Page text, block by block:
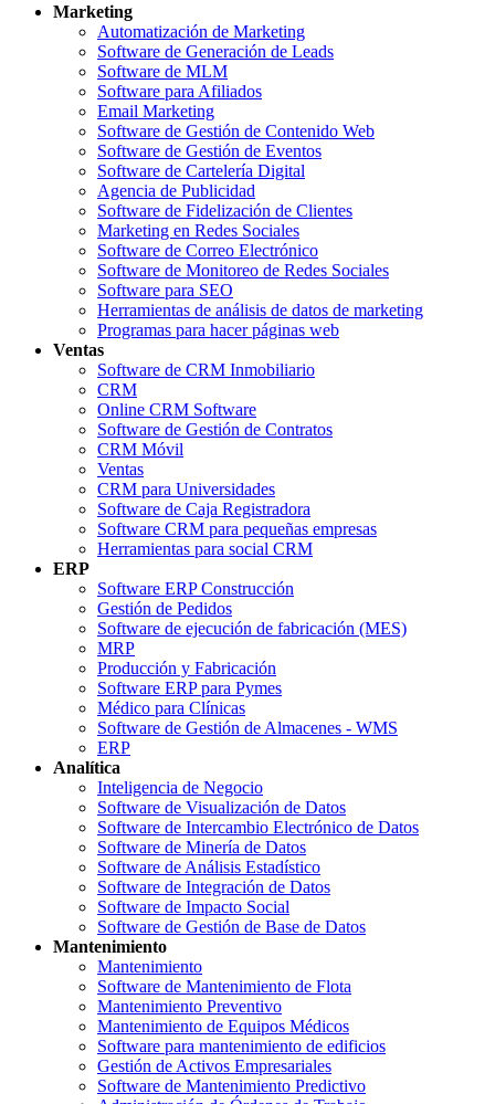
Marketing
Automatización de Marketing
Software de Generación de Leads
Software de MLM
Software para Afiliados
Email Marketing
Software de Gestión de Contenido Web
Software de Gestión de Eventos
Software de Cartelería Digital
Agencia de Publicidad
Software de Fidelización de Clientes
Marketing en Redes Sociales
Software de Correo Electrónico
Software de Monitoreo de Redes Sociales
Software para SEO
Herramientas de análisis de datos de marketing
Programas para hacer páginas web
Ventas
Software de CRM Inmobiliario
CRM
Online CRM Software
Software de Gestión de Contratos
CRM Móvil
Ventas
CRM para Universidades
Software de Caja Registradora
Software CRM para pequeñas empresas
Herramientas para social CRM
ERP
Software ERP Construcción
Gestión de Pedidos
Software de ejecución de fabricación (MES)
MRP
Producción y Fabricación
Software ERP para Pymes
Médico para Clínicas
Software de Gestión de Almacenes - WMS
ERP
Analítica
Inteligencia de Negocio
Software de Visualización de Datos
Software de Intercambio Electrónico de Datos
Software de Minería de Datos
Software de Análisis Estadístico
Software de Integración de Datos
Software de Impacto Social
Software de Gestión de Base de Datos
Mantenimiento
Mantenimiento
Software de Mantenimiento de Flota
Mantenimiento Preventivo
Mantenimiento de Equipos Médicos
Software para mantenimiento de edificios
Gestión de Activos Empresariales
Software de Mantenimiento Predictivo